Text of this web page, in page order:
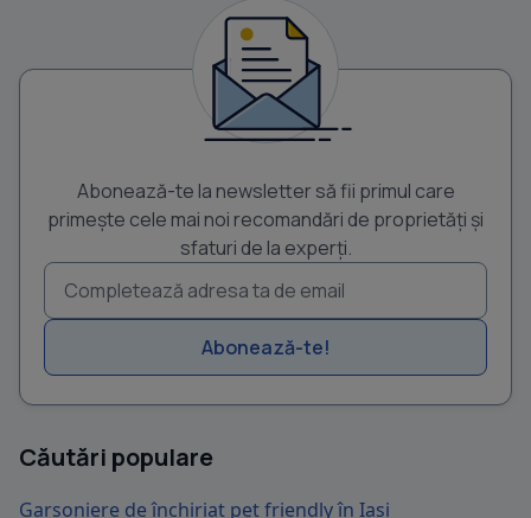
Abonează-te la newsletter să fii primul care
primește cele mai noi recomandări de proprietăți și
sfaturi de la experți.
Abonează-te!
Căutări populare
Garsoniere de închiriat pet friendly în Iasi